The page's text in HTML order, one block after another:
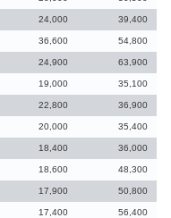
24,000 39,400
36,600 54,800
24,900 63,900
19,000 35,100
22,800 36,900
20,000 35,400
18,400 36,000
18,600 48,300
17,900 50,800
17,400 56,400